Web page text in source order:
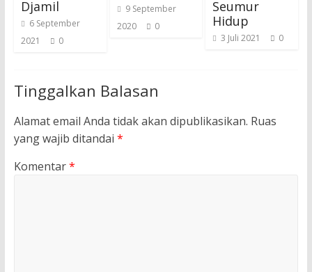
Djamil
6 September
2021
0
9 September
2020
0
Seumur
Hidup
3 Juli 2021 0
Tinggalkan Balasan
Alamat email Anda tidak akan dipublikasikan. Ruas
yang wajib ditandai *
Komentar*